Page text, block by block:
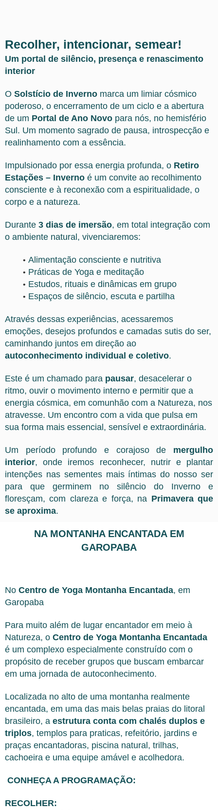
Recolher, intencionar, semear!
Um portal de silêncio, presença e renascimento
interior
O Solstício de Inverno marca um limiar cósmico
poderoso, o encerramento de um ciclo e a abertura
de um Portal de Ano Novo para nós, no hemisfério
Sul. Um momento sagrado de pausa, introspecção e
realinhamento com a essência.
Impulsionado por essa energia profunda, o Retiro
Estações – Inverno é um convite ao recolhimento
consciente e à reconexão com a espiritualidade, o
corpo e a natureza.
Durante 3 dias de imersão, em total integração com
o ambiente natural, vivenciaremos:
Alimentação consciente e nutritiva
Práticas de Yoga e meditação
Estudos, rituais e dinâmicas em grupo
Espaços de silêncio, escuta e partilha
Através dessas experiências, acessaremos
emoções, desejos profundos e camadas sutis do ser,
caminhando juntos em direção ao
autoconhecimento individual e coletivo.
Este é um chamado para pausar, desacelerar o
ritmo, ouvir o movimento interno e permitir que a
energia cósmica, em comunhão com a Natureza, nos
atravesse. Um encontro com a vida que pulsa em
sua forma mais essencial, sensível e extraordinária.
Um período profundo e corajoso de mergulho
interior, onde iremos reconhecer, nutrir e plantar
intenções nas sementes mais íntimas do nosso ser
para que germinem no silêncio do Inverno e
floresçam, com clareza e força, na Primavera que
se aproxima.
NA MONTANHA ENCANTADA EM
GAROPABA
No Centro de Yoga Montanha Encantada, em
Garopaba
Para muito além de lugar encantador em meio à
Natureza, o Centro de Yoga Montanha Encantada
é um complexo especialmente construído com o
propósito de receber grupos que buscam embarcar
em uma jornada de autoconhecimento.
Localizada no alto de uma montanha realmente
encantada, em uma das mais belas praias do litoral
brasileiro, a estrutura conta com chalés duplos e
triplos, templos para praticas, refeitório, jardins e
praças encantadoras, piscina natural, trilhas,
cachoeira e uma equipe amável e acolhedora.
CONHEÇA A PROGRAMAÇÃO:
RECOLHER: